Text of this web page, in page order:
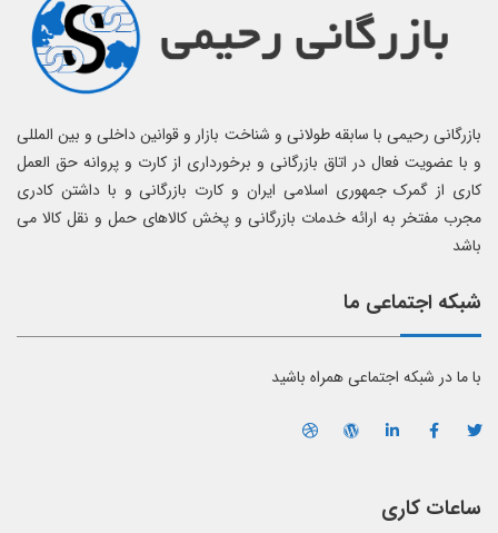
بازرگانی رحیمی با سابقه طولانی و شناخت بازار و قوانین داخلی و بین المللی
و با عضویت فعال در اتاق بازرگانی و برخورداری از کارت و پروانه حق العمل
کاری از گمرک جمهوری اسلامی ایران و کارت بازرگانی و با داشتن کادری
مجرب مفتخر به ارائه خدمات بازرگانی و پخش کالاهای حمل و نقل کالا می
باشد
شبکه اجتماعی ما
با ما در شبکه اجتماعی همراه باشید
ساعات کاری